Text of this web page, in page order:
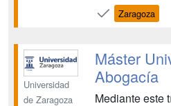
promovido por la citada Facultad, en
colaboración
Master y
el tema, busca
Zaragoza
Universidad
de Zaragoza
Máster
Abogacía
Mediante este